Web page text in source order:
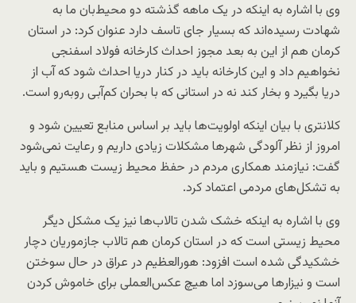
وی با اشاره به اینکه در یک ماهه گذشته دو محیط‌بان ما به
شهادت رسیده‌اند که بسیار جای تاسف دارد عنوان کرد: در استان
کرمان هم از این به بعد مجوز احداث کارخانه فولاد اسفنجی
نخواهیم داد و این کارخانه باید در کنار دریا احداث شود که آب از
دریا بگیرد و بخار کند نه در استانی که با بحران کم‌آبی روبه‌رو است.
کلانتری با بیان اینکه اولویت‌ها باید بر اساس منابع تعیین شود و
امروز از نظر آلودگی شهرها مشکلات زیادی داریم و رعایت نمی‌شود
گفت: نیازمند همکاری مردم در حفظ محیط زیست هستیم و باید
به تشکل‌های مردمی اعتماد کرد.
وی با اشاره به اینکه خشک شدن تالاب‌ها نیز یک مشکل دیگر
محیط زیستی است که در استان کرمان هم تالاب جازموریان دچار
خشکیدگی شده است افزود: هورالعظیم در عراق در حال سوختن
است و نیزارها می‌سوزد اما هیچ عکس‌العملی برای خاموش کردن